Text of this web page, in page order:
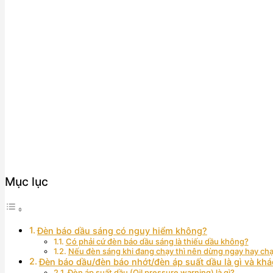
Mục lục
Đèn báo dầu sáng có nguy hiểm không?
Có phải cứ đèn báo dầu sáng là thiếu dầu không?
Nếu đèn sáng khi đang chạy thì nên dừng ngay hay
Đèn báo dầu/đèn báo nhớt/đèn áp suất dầu là gì và